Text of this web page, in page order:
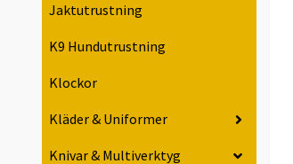
Jaktutrustning
K9 Hundutrustning
Klockor
Kläder & Uniformer
Knivar & Multiverktyg